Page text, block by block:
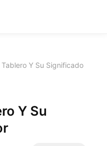
Y Su Significado
Y Su